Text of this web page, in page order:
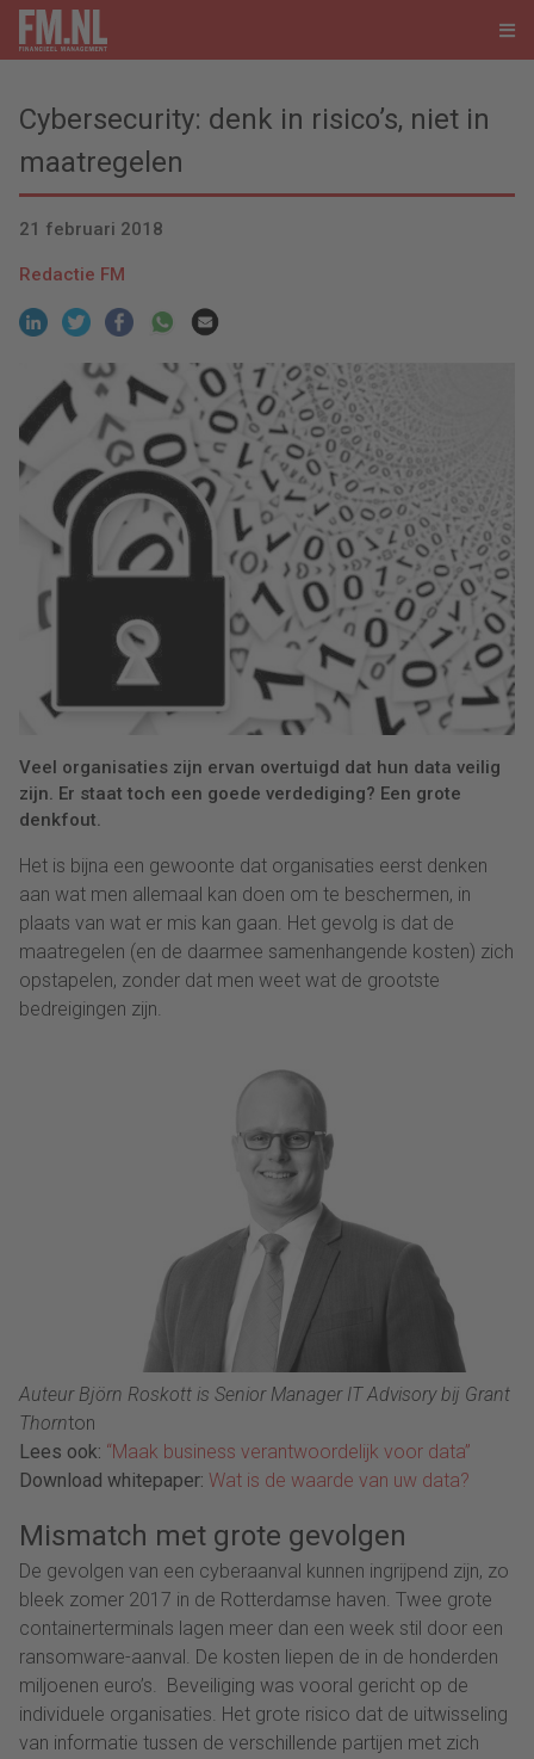
Cybersecurity: denk in risico’s, niet in
maatregelen
21 februari 2018
Redactie FM
Veel organisaties zijn ervan overtuigd dat hun data veilig
zijn. Er staat toch een goede verdediging? Een grote
denkfout.
Het is bijna een gewoonte dat organisaties eerst denken
aan wat men allemaal kan doen om te beschermen, in
plaats van wat er mis kan gaan. Het gevolg is dat de
maatregelen (en de daarmee samenhangende kosten) zich
opstapelen, zonder dat men weet wat de grootste
bedreigingen zijn.
Auteur Björn Roskott is Senior Manager IT Advisory bij Grant
Thornton
Lees ook: “Maak business verantwoordelijk voor data”
Download whitepaper: Wat is de waarde van uw data?
Mismatch met grote gevolgen
De gevolgen van een cyberaanval kunnen ingrijpend zijn, zo
bleek zomer 2017 in de Rotterdamse haven. Twee grote
containerterminals lagen meer dan een week stil door een
ransomware-aanval. De kosten liepen de in de honderden
miljoenen euro’s. Beveiliging was vooral gericht op de
individuele organisaties. Het grote risico dat de uitwisseling
van informatie tussen de verschillende partijen met zich